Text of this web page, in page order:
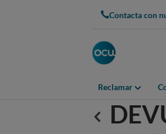
Contacta con
Reclamar